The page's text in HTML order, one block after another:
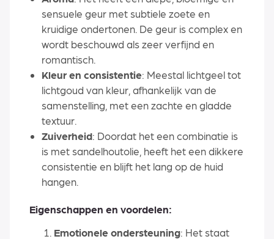
sensuele geur met subtiele zoete en
kruidige ondertonen. De geur is complex en
wordt beschouwd als zeer verfijnd en
romantisch.
Kleur en consistentie: Meestal lichtgeel tot
lichtgoud van kleur, afhankelijk van de
samenstelling, met een zachte en gladde
textuur.
Zuiverheid: Doordat het een combinatie is
is met sandelhoutolie, heeft het een dikkere
consistentie en blijft het lang op de huid
hangen.
Eigenschappen en voordelen:
Emotionele ondersteuning: Het staat